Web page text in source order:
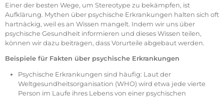
Einer der besten Wege, um Stereotype zu bekämpfen, ist
Aufklärung. Mythen über psychische Erkrankungen halten sich oft
hartnäckig, weil es an Wissen mangelt. Indem wir uns über
psychische Gesundheit informieren und dieses Wissen teilen,
können wir dazu beitragen, dass Vorurteile abgebaut werden.
Beispiele für Fakten über psychische Erkrankungen
Psychische Erkrankungen sind häufig: Laut der
Weltgesundheitsorganisation (WHO) wird etwa jede vierte
Person im Laufe ihres Lebens von einer psychischen